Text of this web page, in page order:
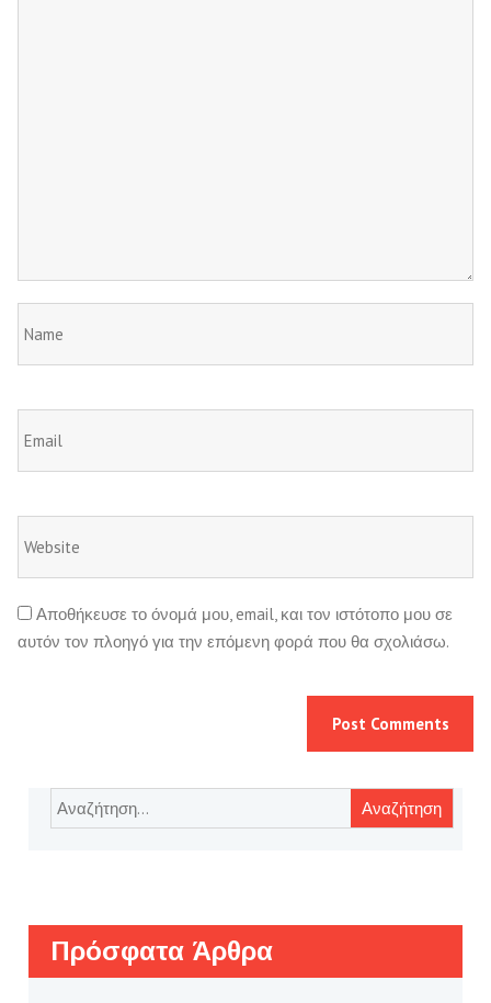
Αποθήκευσε το όνομά μου, email, και τον ιστότοπο μου σε
αυτόν τον πλοηγό για την επόμενη φορά που θα σχολιάσω.
Αναζήτηση
για:
Πρόσφατα Άρθρα